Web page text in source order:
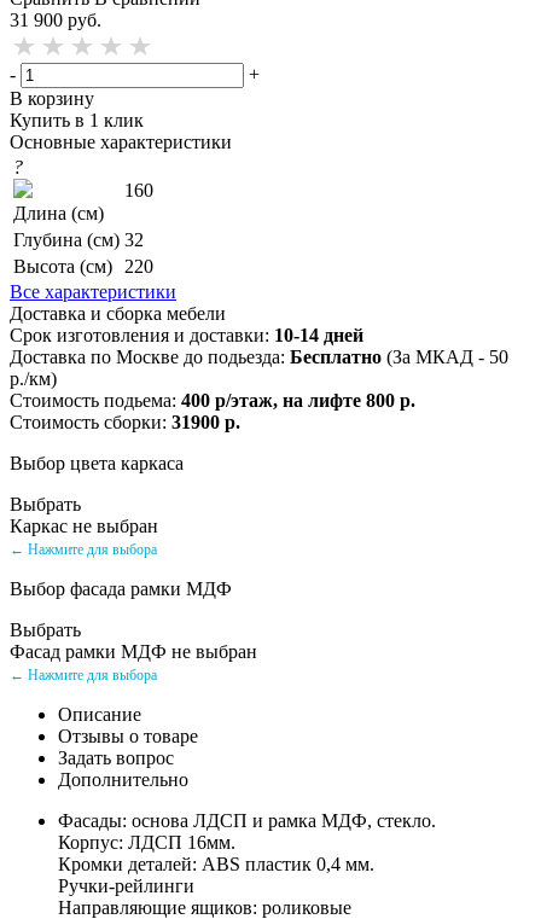
31 900 руб.
-
+
В корзину
Купить в 1 клик
Основные характеристики
?
Длина (см)
160
Глубина (см) 32
Высота (см)
220
Все характеристики
Доставка и сборка мебели
Срок изготовления и доставки: 10-14 дней
Доставка по Москве до подьезда: Бесплатно (За МКАД - 50
р./км)
Стоимость подьема: 400 р/этаж, на лифте 800 р.
Стоимость сборки: 31900 р.
Выбор цвета каркаса
Выбрать
Каркас не выбран
← Нажмите для выбора
Выбор фасада рамки МДФ
Выбрать
Фасад рамки МДФ не выбран
← Нажмите для выбора
Описание
Отзывы о товаре
Задать вопрос
Дополнительно
Фасады: основа ЛДСП и рамка МДФ, стекло.
Корпус: ЛДСП 16мм.
Кромки деталей: ABS пластик 0,4 мм.
Ручки-рейлинги
Направляющие ящиков: роликовые